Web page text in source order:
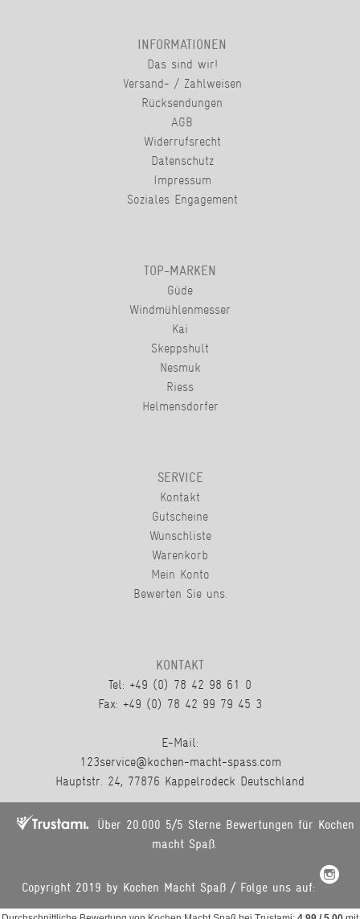
INFORMATIONEN
Das sind wir!
Versand- / Zahlweisen
Rücksendungen
AGB
Widerrufsrecht
Datenschutz
Impressum
Soziales Engagement
TOP-MARKEN
Güde
Windmühlenmesser
Kai
Skeppshult
Nesmuk
Riess
Helmensdorfer
SERVICE
Kontakt
Gutscheine
Wunschliste
Warenkorb
Mein Konto
Bewerten Sie uns.
KONTAKT
Tel: +49 (0) 78 42 98 61 0
Fax: +49 (0) 78 42 99 79 45 3
E-Mail:
123service@kochen-macht-spass.com
Hauptstr. 24, 77876 Kappelrodeck Deutschland
Über 20.000 5/5 Sterne Bewertungen für Kochen
macht Spaß.
Copyright 2019 by Kochen Macht Spaß / Folge uns auf: